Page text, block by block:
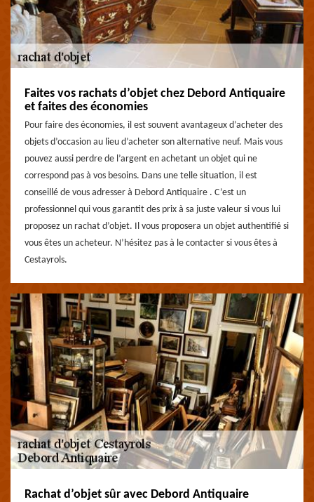
Faites vos rachats d’objet chez Debord Antiquaire
et faites des économies
Pour faire des économies, il est souvent avantageux d’acheter des
objets d’occasion au lieu d’acheter son alternative neuf. Mais vous
pouvez aussi perdre de l’argent en achetant un objet qui ne
correspond pas à vos besoins. Dans une telle situation, il est
conseillé de vous adresser à Debord Antiquaire . C’est un
professionnel qui vous garantit des prix à sa juste valeur si vous lui
proposez un rachat d’objet. Il vous proposera un objet authentifié si
vous êtes un acheteur. N’hésitez pas à le contacter si vous êtes à
Cestayrols.
Rachat d’objet sûr avec Debord Antiquaire